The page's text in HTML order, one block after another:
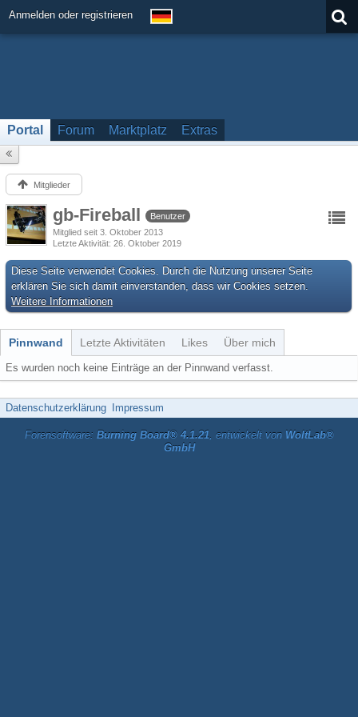
Anmelden oder registrieren
Portal Forum Marktplatz Extras
Mitglieder
gb-Fireball
Benutzer
Mitglied seit 3. Oktober 2013
Letzte Aktivität 26. Oktober 2019
Diese Seite verwendet Cookies. Durch die Nutzung unserer Seite
erklären Sie sich damit einverstanden, dass wir Cookies setzen.
Weitere Informationen
Pinnwand Letzte Aktivitäten Likes Über mich
Es wurden noch keine Einträge an der Pinnwand verfasst.
Datenschutzerklärung Impressum
Forensoftware: Burning Board® 4.1.21, entwickelt von WoltLab®
GmbH